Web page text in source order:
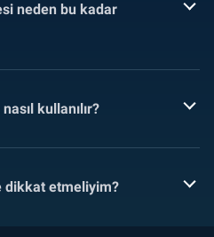
neden bu kadar
kullanılır?
dikkat etmeliyim?